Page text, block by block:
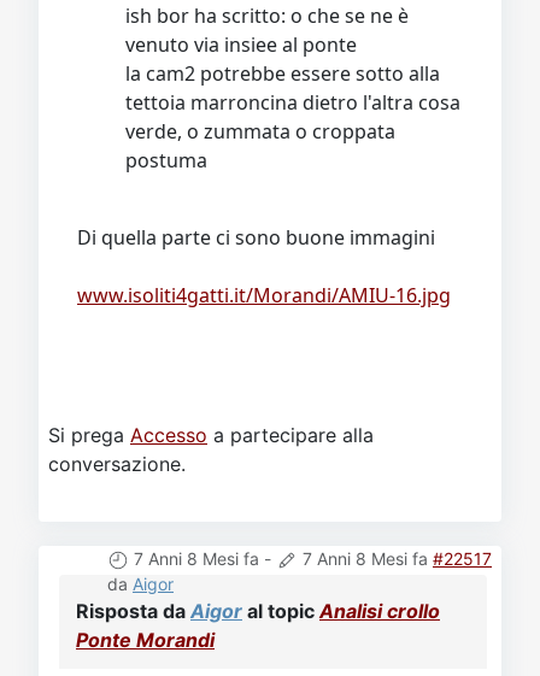
ish bor ha scritto: o che se ne è
venuto via insiee al ponte
la cam2 potrebbe essere sotto alla
tettoia marroncina dietro l'altra cosa
verde, o zummata o croppata
postuma
Di quella parte ci sono buone immagini
www.isoliti4gatti.it/Morandi/AMIU-16.jpg
Si prega Accesso a partecipare alla
conversazione.
7 Anni 8 Mesi fa - 7 Anni 8 Mesi fa #22517
da Aigor
Risposta da Aigor al topic Analisi crollo
Ponte Morandi